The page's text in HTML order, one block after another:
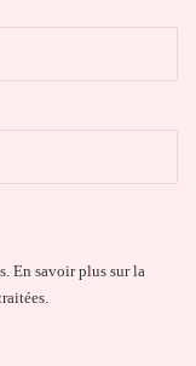
En savoir plus sur la
.